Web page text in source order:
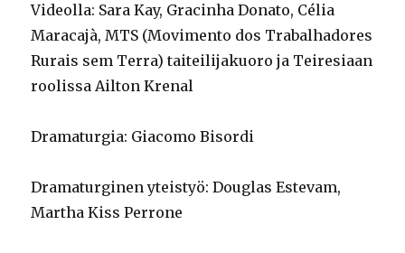
Videolla: Sara Kay, Gracinha Donato, Célia
Maracajà, MTS (Movimento dos Trabalhadores
Rurais sem Terra) taiteilijakuoro ja Teiresiaan
roolissa Ailton Krenal
Dramaturgia: Giacomo Bisordi
Dramaturginen yteistyö: Douglas Estevam,
Martha Kiss Perrone